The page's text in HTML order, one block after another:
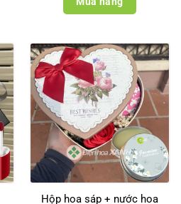
Hộp hoa sáp + nước hoa